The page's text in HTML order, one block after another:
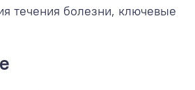
течения болезни, ключевые